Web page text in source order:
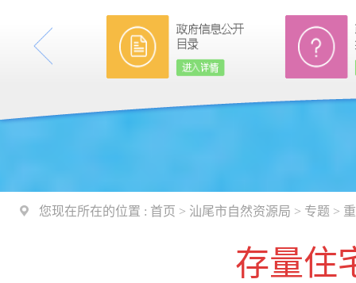
您现在所在的位置 : 首页 > 汕尾市自然资源局 > 专题 >
存量住